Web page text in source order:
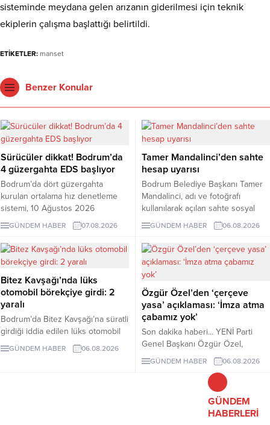
sisteminde meydana gelen arızanın giderilmesi için teknik
ekiplerin çalışma başlattığı belirtildi.
ETİKETLER: manset
Benzer Konular
Sürücüler dikkat! Bodrum’da
4 güzergahta EDS başlıyor
Bodrum’da dört güzergahta
kurulan ortalama hız denetleme
sistemi, 10 Ağustos 2026
Pazartesi günü devreye girecek.
İşte EDS uygulanacak yollar.
GÜNDEM HABER 07.08.2026
Tamer Mandalinci’den sahte
hesap uyarısı
Bodrum Belediye Başkanı Tamer
Mandalinci, adı ve fotoğrafı
kullanılarak açılan sahte sosyal
medya hesaplarına karşı uyarıda
bulundu. Mandalinci, tek resmî
hesabının @tamermandalinci
olduğunu açıkladı.
GÜNDEM HABER 06.08.2026
Bitez Kavşağı’nda lüks
otomobil börekçiye girdi: 2
yaralı
Bodrum’da Bitez Kavşağı’na süratli
girdiği iddia edilen lüks otomobil
börekçiye girdi. Kazada sürücü ve
GÜNDEM HABER 06.08.2026
Özgür Özel’den ‘çerçeve
yasa’ açıklaması: ‘İmza atma
çabamız yok’
Son dakika haberi... YENİ Parti
Genel Başkanı Özgür Özel,
çerçeve yasanın özensiz
hazırlandığını vurgulayarak "İmza
atma çabamız yok" dedi.
GÜNDEM HABER 06.08.2026
GÜNDEM
HABERLERİ